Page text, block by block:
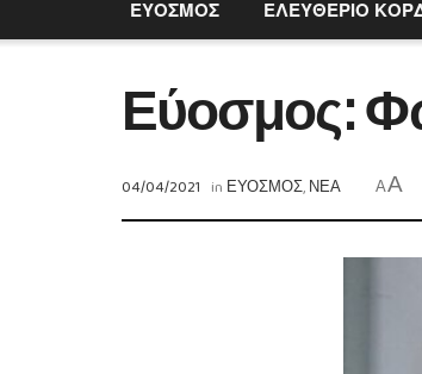
ΕΥΟΣΜΟΣ ΕΛΕΥΘΕΡΙΟ
Εύοσμος:
04/04/2021 in ΕΥΟΣΜΟΣ,ΝΕΑ AA